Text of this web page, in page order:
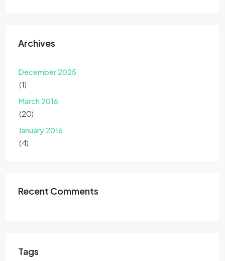
Archives
December 2025
(1)
March 2016
(20)
January 2016
(4)
Recent Comments
Tags